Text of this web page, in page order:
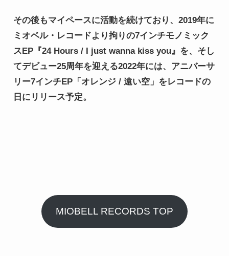
その後もマイペースに活動を続けており、2019年に
ミオベル・レコードより拘りの7インチモノミック
スEP『24 Hours / I just wanna kiss you』を、そし
てデビュー25周年を迎える2022年には、アニバーサ
リー7インチEP「オレンジ / 遠い空」をレコードの
日にリリース予定。
MIOBELL RECORDS TOP